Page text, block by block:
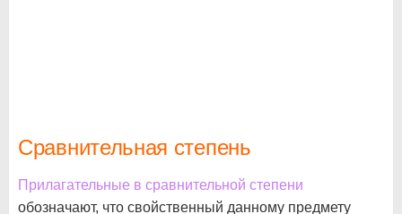
Сравнительная степень
Прилагательные в сравнительной степени
обозначают, что свойственный данному предмету